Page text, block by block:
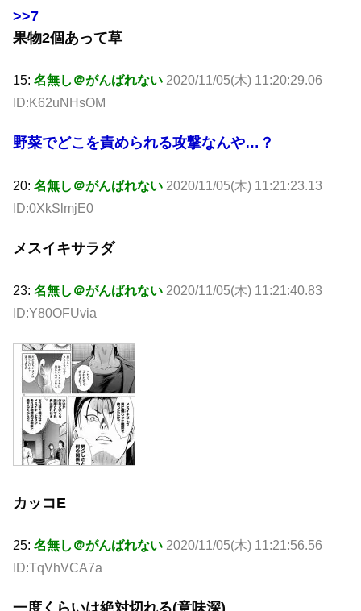
>>7
果物2個あって草
15: 名無し＠がんばれない 2020/11/05(木) 11:20:29.06
ID:K62uNHsOM
野菜でどこを責められる攻撃なんや…？
20: 名無し＠がんばれない 2020/11/05(木) 11:21:23.13
ID:0XkSlmjE0
メスイキサラダ
23: 名無し＠がんばれない 2020/11/05(木) 11:21:40.83
ID:Y80OFUvia
カッコE
25: 名無し＠がんばれない 2020/11/05(木) 11:21:56.56
ID:TqVhVCA7a